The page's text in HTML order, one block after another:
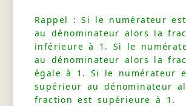
Rappel : Si le numérateur
au dénominateur alors la
inférieure à 1. Si le
au dénominateur alors la
égale à 1. Si le numérateur
supérieur au dénominateur
fraction est supérieure à 1.